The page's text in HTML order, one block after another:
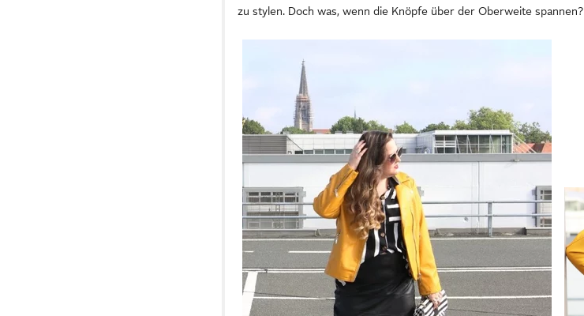
zu stylen. Doch was, wenn die Knöpfe über der Oberweite spannen?